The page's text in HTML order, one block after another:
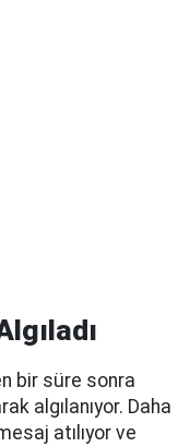
bir süre sonra
algılanıyor. Daha
atılıyor ve